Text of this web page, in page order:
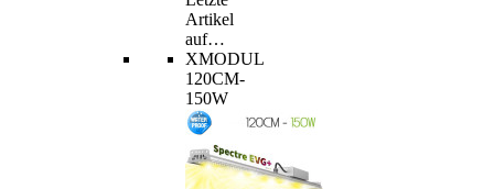
Artikel
auf…
XMODUL
120CM-
150W